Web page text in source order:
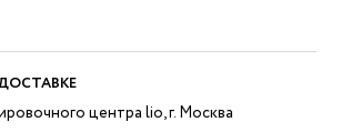
центра lio, г. Москва